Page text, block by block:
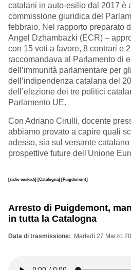
catalani in auto-esilio dal 2017 è
commissione giuridica del
febbraio. Nel rapporto preparato
Angel Dzhambazki (ECR) –
con 15 voti a favore, 8 contrari e
raccomandava al Parlamento di
dell’immunità parlamentare per
dell’indipendenza catalana del
dell’elezione dei tre politici
Parlamento UE.
Con Adriano Cirulli, docente
abbiamo provato a capire quali
adesso, sia sul versante
prospettive future dell'Unione
[radio euskadi] [Catalogna] [Puigdemont]
Arresto di Puigdemont,
in tutta la Catalogna
Data di trasmissione Martedì 27 Marzo